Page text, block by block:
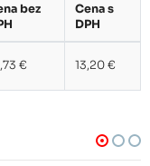
bez
Cena s
DPH
€ 13,20 €